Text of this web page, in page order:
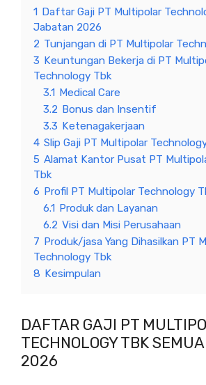
1 Daftar Gaji PT Multipolar
Jabatan 2026
2 Tunjangan di PT Multipolar
3 Keuntungan Bekerja di PT
Technology Tbk
3.1 Medical Care
3.2 Bonus dan Insentif
3.3 Ketenagakerjaan
4 Slip Gaji PT Multipolar
5 Alamat Kantor Pusat PT
Tbk
6 Profil PT Multipolar Technology
6.1 Produk dan Layanan
6.2 Visi dan Misi Perusahaan
7 Produk/jasa Yang Dihasilkan PT
Technology Tbk
8 Kesimpulan
DAFTAR GAJI PT
TECHNOLOGY TBK
2026